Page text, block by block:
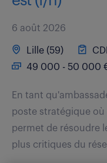
6 août 2026
Lille (59)
49 000 - 50 000
En tant
poste stratégique
permet de résoudre
plus critiques du